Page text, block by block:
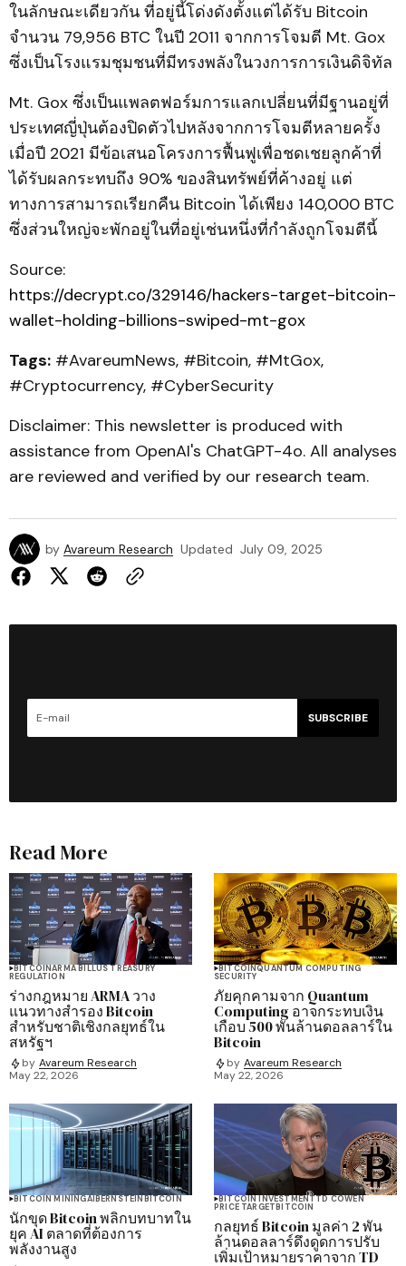
ในลักษณะเดียวกัน ที่อยู่นี้โด่งดังตั้งแต่ได้รับ Bitcoin
จำนวน 79,956 BTC ในปี 2011 จากการโจมตี Mt. Gox
ซึ่งเป็นโรงแรมชุมชนที่มีทรงพลังในวงการการเงินดิจิทัล
Mt. Gox ซึ่งเป็นแพลตฟอร์มการแลกเปลี่ยนที่มีฐานอยู่ที่
ประเทศญี่ปุ่นต้องปิดตัวไปหลังจากการโจมตีหลายครั้ง
เมื่อปี 2021 มีข้อเสนอโครงการฟื้นฟูเพื่อชดเชยลูกค้าที่
ได้รับผลกระทบถึง 90% ของสินทรัพย์ที่ค้างอยู่ แต่
ทางการสามารถเรียกคืน Bitcoin ได้เพียง 140,000 BTC
ซึ่งส่วนใหญ่จะพักอยู่ในที่อยู่เช่นหนึ่งที่กำลังถูกโจมตีนี้
Source:
https://decrypt.co/329146/hackers-target-bitcoin-
wallet-holding-billions-swiped-mt-gox
Tags: #AvareumNews, #Bitcoin, #MtGox,
#Cryptocurrency, #CyberSecurity
Disclaimer: This newsletter is produced with
assistance from OpenAI's ChatGPT-4o. All analyses
are reviewed and verified by our research team.
by Avareum Research Updated July 09, 2025
SUBSCRIBE
Read More
BITCOINARMA BILLUS TREASURY
REGULATION
ร่างกฎหมาย ARMA วาง
แนวทางสำรอง Bitcoin
สำหรับชาติเชิงกลยุทธ์ใน
สหรัฐฯ
by Avareum Research
May 22, 2026
BITCOINQUANTUM COMPUTING
SECURITY
ภัยคุกคามจาก Quantum
Computing อาจกระทบเงิน
เกือบ 500 พันล้านดอลลาร์ใน
Bitcoin
by Avareum Research
May 22, 2026
BITCOIN MININGAIBERNSTEINBITCOIN
นักขุด Bitcoin พลิกบทบาทใน
ยุค AI ตลาดที่ต้องการ
พลังงานสูง
BITCOIN INVESTMENTTD COWEN
PRICE TARGETBITCOIN
กลยุทธ์ Bitcoin มูลค่า 2 พัน
ล้านดอลลาร์ดึงดูดการปรับ
เพิ่มเป้าหมายราคาจาก TD